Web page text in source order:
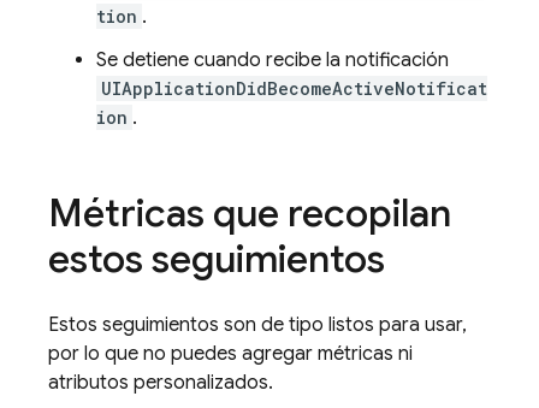
tion .
Se detiene cuando recibe la notificación
UIApplicationDidBecomeActiveNotificat
ion .
Métricas que recopilan
estos seguimientos
Estos seguimientos son de tipo listos para usar,
por lo que no puedes agregar métricas ni
atributos personalizados.